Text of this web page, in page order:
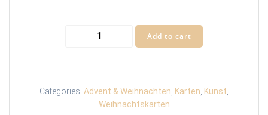
Weihnachtskarte
quantity
Add to cart
Categories: Advent & Weihnachten, Karten, Kunst,
Weihnachtskarten